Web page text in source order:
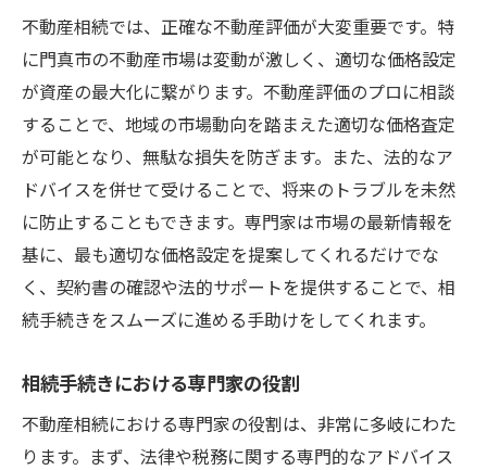
不動産相続では、正確な不動産評価が大変重要です。特
に門真市の不動産市場は変動が激しく、適切な価格設定
が資産の最大化に繋がります。不動産評価のプロに相談
することで、地域の市場動向を踏まえた適切な価格査定
が可能となり、無駄な損失を防ぎます。また、法的なア
ドバイスを併せて受けることで、将来のトラブルを未然
に防止することもできます。専門家は市場の最新情報を
基に、最も適切な価格設定を提案してくれるだけでな
く、契約書の確認や法的サポートを提供することで、相
続手続きをスムーズに進める手助けをしてくれます。
相続手続きにおける専門家の役割
不動産相続における専門家の役割は、非常に多岐にわた
ります。まず、法律や税務に関する専門的なアドバイス